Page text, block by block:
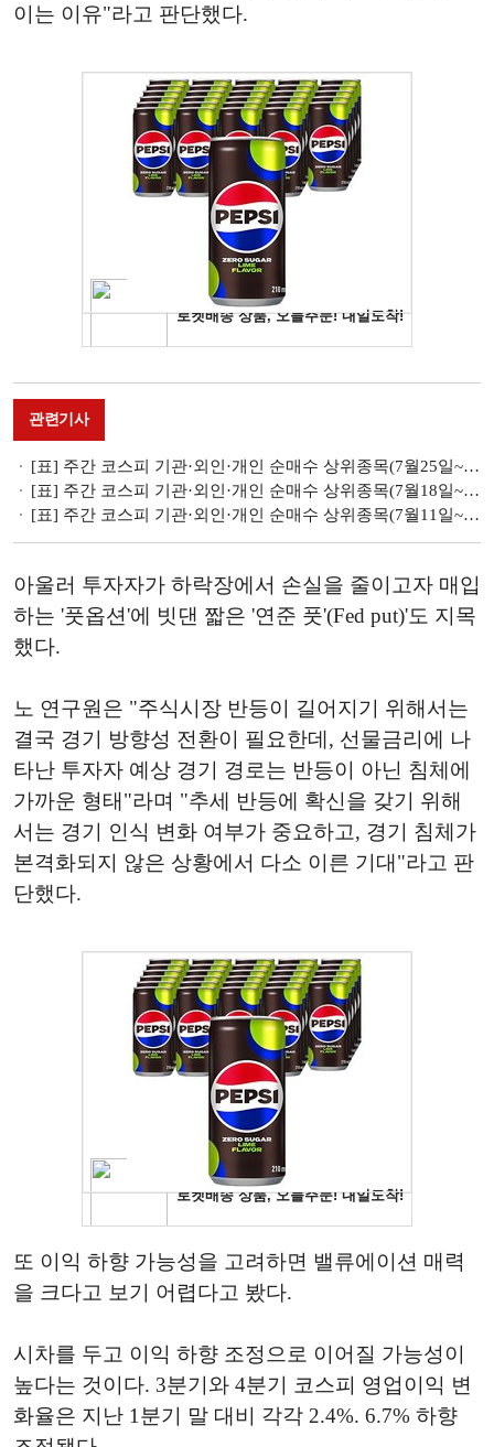
이는 이유"라고 판단했다.
관련기사
[표] 주간 코스피 기관·외인·개인 순매수 상위종목(7월25일~7월29일)
[표] 주간 코스피 기관·외인·개인 순매수 상위종목(7월18일~7월22일)
[표] 주간 코스피 기관·외인·개인 순매수 상위종목(7월11일~7월15일)
아울러 투자자가 하락장에서 손실을 줄이고자 매입
하는 '풋옵션'에 빗댄 짧은 '연준 풋'(Fed put)'도 지목
했다.
노 연구원은 "주식시장 반등이 길어지기 위해서는
결국 경기 방향성 전환이 필요한데, 선물금리에 나
타난 투자자 예상 경기 경로는 반등이 아닌 침체에
가까운 형태"라며 "추세 반등에 확신을 갖기 위해
서는 경기 인식 변화 여부가 중요하고, 경기 침체가
본격화되지 않은 상황에서 다소 이른 기대"라고 판
단했다.
또 이익 하향 가능성을 고려하면 밸류에이션 매력
을 크다고 보기 어렵다고 봤다.
시차를 두고 이익 하향 조정으로 이어질 가능성이
높다는 것이다. 3분기와 4분기 코스피 영업이익 변
화율은 지난 1분기 말 대비 각각 2.4%. 6.7% 하향